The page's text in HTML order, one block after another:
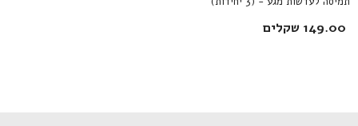
Opti-Free Express
149.00 שקלים